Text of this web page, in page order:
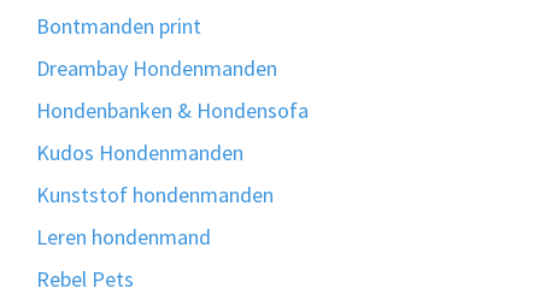
Bontmanden print
Dreambay Hondenmanden
Hondenbanken & Hondensofa
Kudos Hondenmanden
Kunststof hondenmanden
Leren hondenmand
Rebel Pets